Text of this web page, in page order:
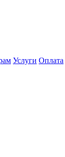
Услуги Оплата